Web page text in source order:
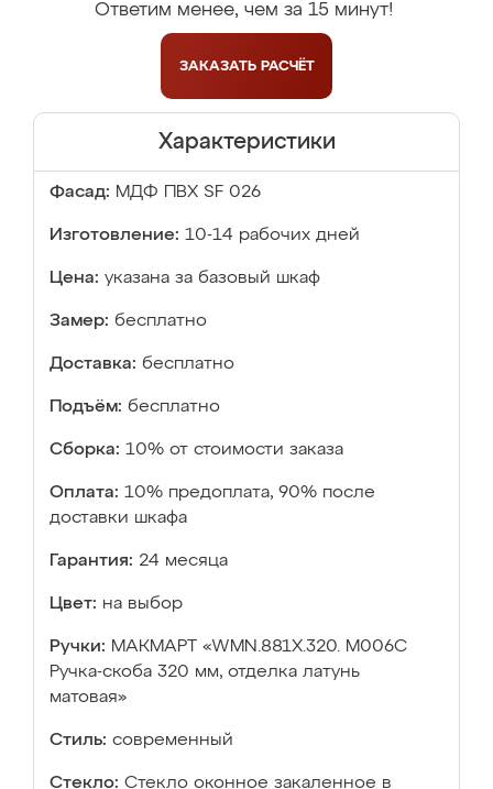
Ответим менее, чем за 15 минут!
ЗАКАЗАТЬ РАСЧЁТ
Характеристики
Фасад: МДФ ПВХ SF 026
Изготовление: 10-14 рабочих дней
Цена: указана за базовый шкаф
Замер: бесплатно
Доставка: бесплатно
Подъём: бесплатно
Сборка: 10% от стоимости заказа
Оплата: 10% предоплата, 90% после
доставки шкафа
Гарантия: 24 месяца
Цвет: на выбор
Ручки: МАКМАРТ «WMN.881X.320. M006C
Ручка-скоба 320 мм, отделка латунь
матовая»
Стиль: современный
Стекло: Стекло оконное закаленное в